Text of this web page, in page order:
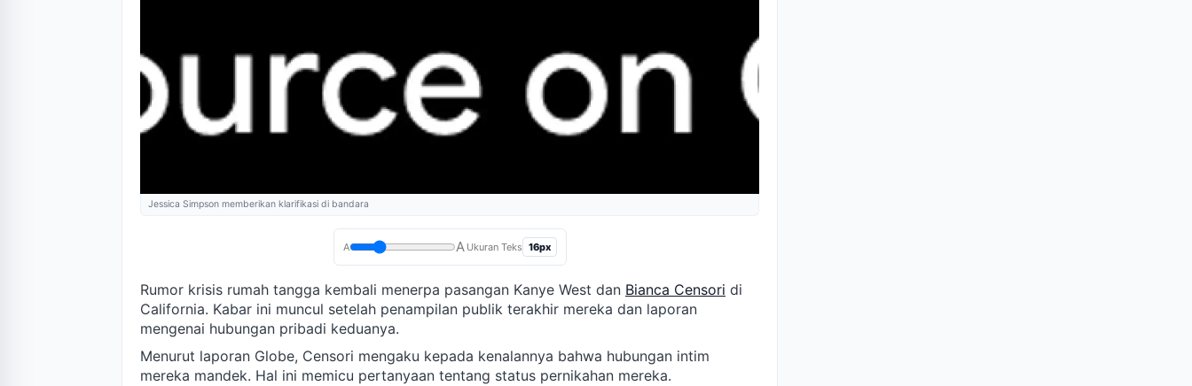
Jessica Simpson memberikan klarifikasi di bandara
A A Ukuran Teks 16px
Rumor krisis rumah tangga kembali menerpa pasangan Kanye West dan Bianca Censori di
California. Kabar ini muncul setelah penampilan publik terakhir mereka dan laporan
mengenai hubungan pribadi keduanya.
Menurut laporan Globe, Censori mengaku kepada kenalannya bahwa hubungan intim
mereka mandek. Hal ini memicu pertanyaan tentang status pernikahan mereka.